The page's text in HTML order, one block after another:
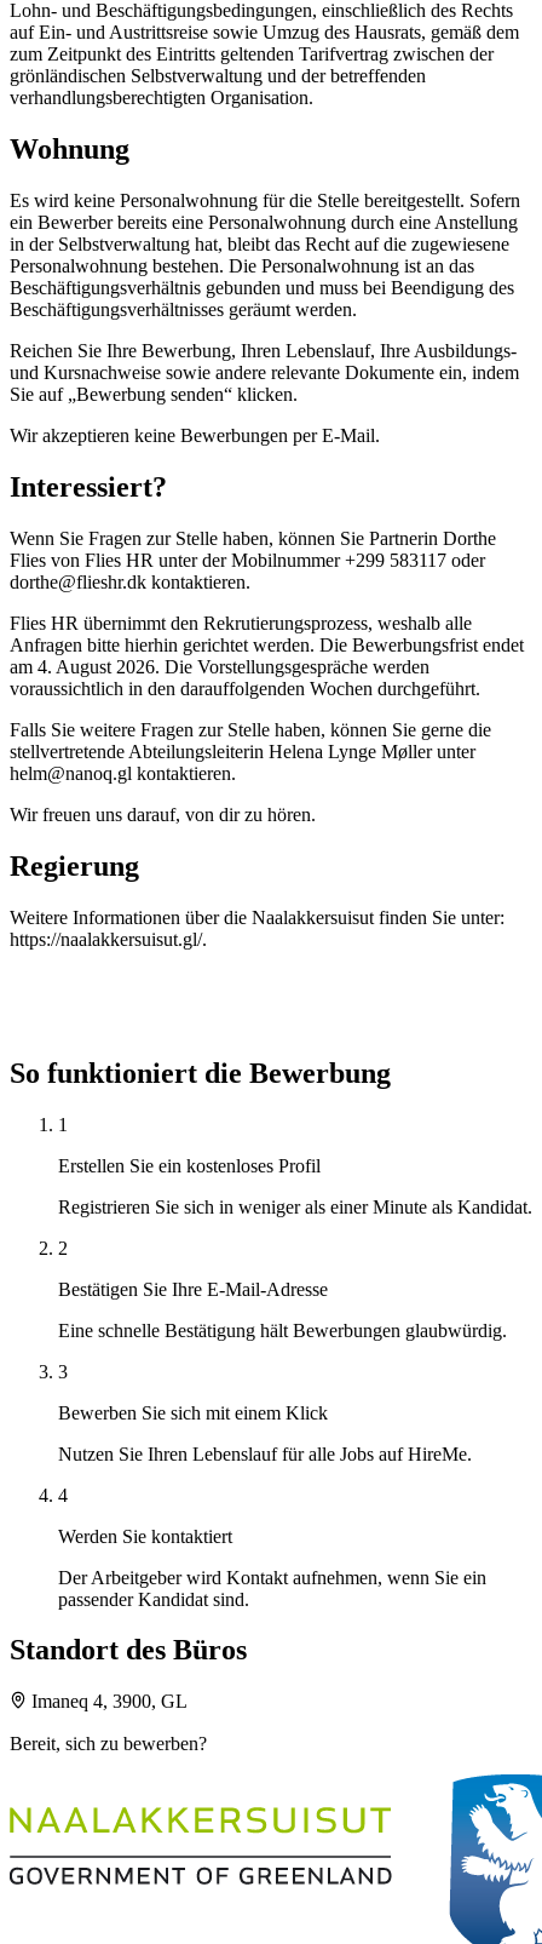
Lohn- und Beschäftigungsbedingungen, einschließlich des Rechts
auf Ein- und Austrittsreise sowie Umzug des Hausrats, gemäß dem
zum Zeitpunkt des Eintritts geltenden Tarifvertrag zwischen der
grönländischen Selbstverwaltung und der betreffenden
verhandlungsberechtigten Organisation.
Wohnung
Es wird keine Personalwohnung für die Stelle bereitgestellt. Sofern
ein Bewerber bereits eine Personalwohnung durch eine Anstellung
in der Selbstverwaltung hat, bleibt das Recht auf die zugewiesene
Personalwohnung bestehen. Die Personalwohnung ist an das
Beschäftigungsverhältnis gebunden und muss bei Beendigung des
Beschäftigungsverhältnisses geräumt werden.
Reichen Sie Ihre Bewerbung, Ihren Lebenslauf, Ihre Ausbildungs-
und Kursnachweise sowie andere relevante Dokumente ein, indem
Sie auf „Bewerbung senden“ klicken.
Wir akzeptieren keine Bewerbungen per E-Mail.
Interessiert?
Wenn Sie Fragen zur Stelle haben, können Sie Partnerin Dorthe
Flies von Flies HR unter der Mobilnummer +299 583117 oder
dorthe@flieshr.dk kontaktieren.
Flies HR übernimmt den Rekrutierungsprozess, weshalb alle
Anfragen bitte hierhin gerichtet werden. Die Bewerbungsfrist endet
am 4. August 2026. Die Vorstellungsgespräche werden
voraussichtlich in den darauffolgenden Wochen durchgeführt.
Falls Sie weitere Fragen zur Stelle haben, können Sie gerne die
stellvertretende Abteilungsleiterin Helena Lynge Møller unter
helm@nanoq.gl kontaktieren.
Wir freuen uns darauf, von dir zu hören.
Regierung
Weitere Informationen über die Naalakkersuisut finden Sie unter:
https://naalakkersuisut.gl/.
So funktioniert die Bewerbung
1
Erstellen Sie ein kostenloses Profil
Registrieren Sie sich in weniger als einer Minute als Kandidat.
2
Bestätigen Sie Ihre E-Mail-Adresse
Eine schnelle Bestätigung hält Bewerbungen glaubwürdig.
3
Bewerben Sie sich mit einem Klick
Nutzen Sie Ihren Lebenslauf für alle Jobs auf HireMe.
4
Werden Sie kontaktiert
Der Arbeitgeber wird Kontakt aufnehmen, wenn Sie ein
passender Kandidat sind.
Standort des Büros
Imaneq 4, 3900, GL
Bereit, sich zu bewerben?